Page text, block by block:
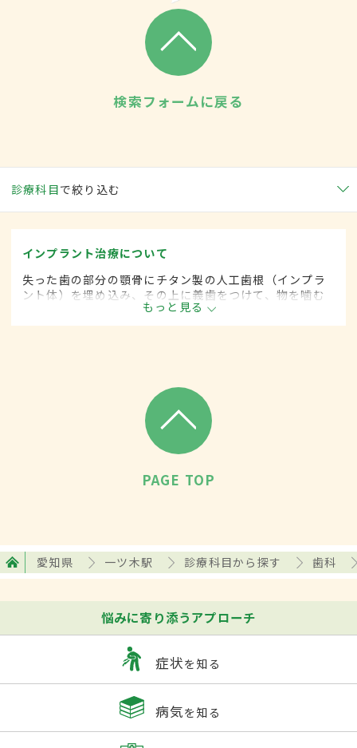
検索フォームに戻る
診療科目で絞り込む
インプラント治療について
失った歯の部分の顎骨にチタン製の人工歯根（インプラ
ント体）を埋め込み、その上に義歯をつけて、物を噛む
機能や見た目を回復させる方法。1本の歯がなくなった場
合から全部の歯がなくなった場合まで適用できる。
もっと見る
PAGE TOP
愛知県 一ツ木駅 診療科目から探す 歯科
悩みに寄り添うアプローチ
症状を知る
病気を知る